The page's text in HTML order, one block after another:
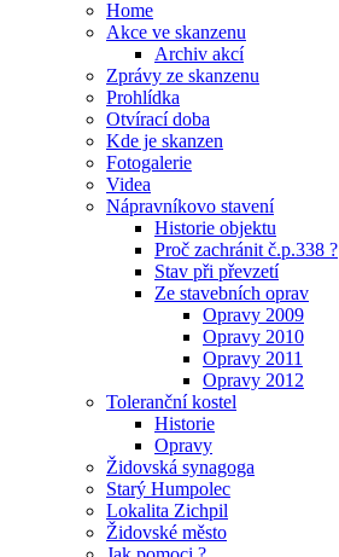
Home
Akce ve skanzenu
Archiv akcí
Zprávy ze skanzenu
Prohlídka
Otvírací doba
Kde je skanzen
Fotogalerie
Videa
Nápravníkovo stavení
Historie objektu
Proč zachránit č.p.338 ?
Stav při převzetí
Ze stavebních oprav
Opravy 2009
Opravy 2010
Opravy 2011
Opravy 2012
Toleranční kostel
Historie
Opravy
Židovská synagoga
Starý Humpolec
Lokalita Zichpil
Židovské město